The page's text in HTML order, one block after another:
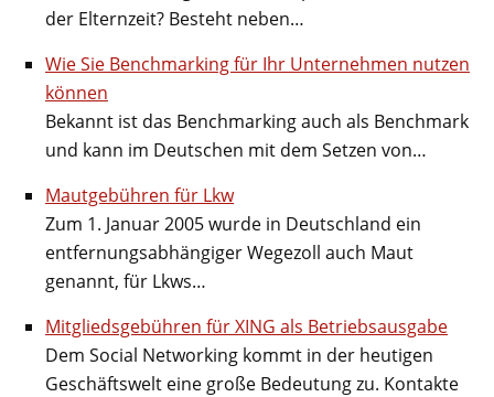
der Elternzeit? Besteht neben…
Wie Sie Benchmarking für Ihr Unternehmen nutzen
können
Bekannt ist das Benchmarking auch als Benchmark
und kann im Deutschen mit dem Setzen von…
Mautgebühren für Lkw
Zum 1. Januar 2005 wurde in Deutschland ein
entfernungsabhängiger Wegezoll auch Maut
genannt, für Lkws…
Mitgliedsgebühren für XING als Betriebsausgabe
Dem Social Networking kommt in der heutigen
Geschäftswelt eine große Bedeutung zu. Kontakte